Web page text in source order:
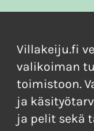
Villakeiju.fi
valikoiman
toimistoon.
ja
ja pelit sekä